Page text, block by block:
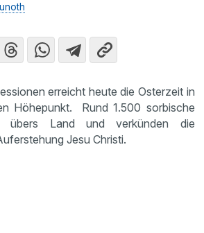
erreicht heute die Osterzeit in
Höhepunkt. Rund 1.500 sorbische
übers Land und verkünden die
Jesu Christi.